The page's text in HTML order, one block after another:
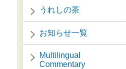
うれしの茶
お知らせ一覧
Multilingual
Commentary